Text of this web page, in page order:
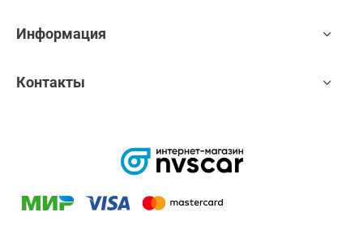
Информация
Контакты